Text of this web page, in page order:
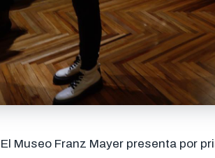
El Museo Franz Mayer presenta por